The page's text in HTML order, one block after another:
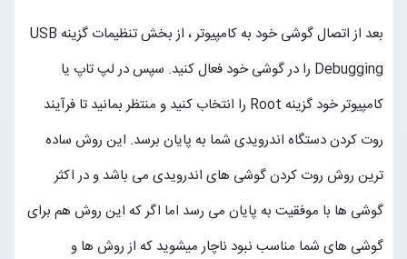
بعد از اتصال گوشی خود به کامپیوتر ، از بخش تنظیمات گزینه USB
Debugging را در گوشی خود فعال کنید. سپس در لپ تاپ یا
کامپیوتر خود گزینه Root را انتخاب کنید و منتظر بمانید تا فرآیند
روت کردن دستگاه اندرویدی شما به پایان برسد. این روش ساده
ترین روش روت کردن گوشی های اندرویدی می باشد و در اکثر
گوشی ها با موفقیت به پایان می رسد اما اگر که این روش هم برای
گوشی های شما مناسب نبود ناچار میشوید که از روش ها و